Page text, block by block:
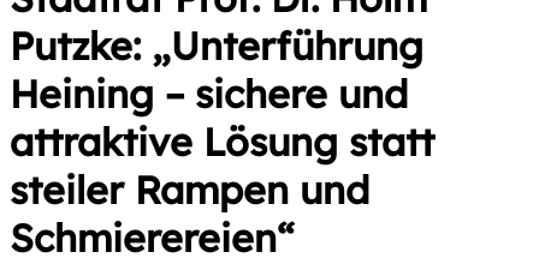
Putzke: „Unterführung
Heining – sichere und
attraktive Lösung statt
steiler Rampen und
Schmierereien“